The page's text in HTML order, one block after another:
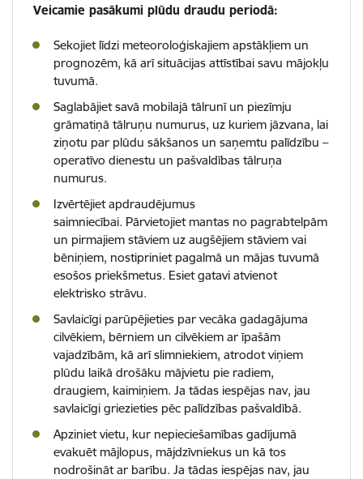
Veicamie pasākumi plūdu draudu periodā:
Sekojiet līdzi meteoroloģiskajiem apstākļiem un
prognozēm, kā arī situācijas attīstībai savu mājokļu
tuvumā.
Saglabājiet savā mobilajā tālrunī un piezīmju
grāmatiņā tālruņu numurus, uz kuriem jāzvana, lai
ziņotu par plūdu sākšanos un saņemtu palīdzību –
operatīvo dienestu un pašvaldības tālruņa
numurus.
Izvērtējiet apdraudējumus
saimniecībai. Pārvietojiet mantas no pagrabtelpām
un pirmajiem stāviem uz augšējiem stāviem vai
bēniņiem, nostipriniet pagalmā un mājas tuvumā
esošos priekšmetus. Esiet gatavi atvienot
elektrisko strāvu.
Savlaicīgi parūpējieties par vecāka gadagājuma
cilvēkiem, bērniem un cilvēkiem ar īpašām
vajadzībām, kā arī slimniekiem, atrodot viņiem
plūdu laikā drošāku mājvietu pie radiem,
draugiem, kaimiņiem. Ja tādas iespējas nav, jau
savlaicīgi griezieties pēc palīdzības pašvaldībā.
Apziniet vietu, kur nepieciešamības gadījumā
evakuēt mājlopus, mājdzīvniekus un kā tos
nodrošināt ar barību. Ja tādas iespējas nav, jau